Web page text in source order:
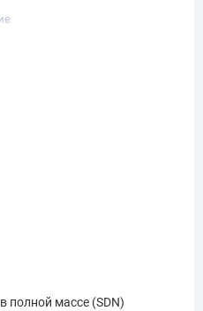
полной массе (SDN)